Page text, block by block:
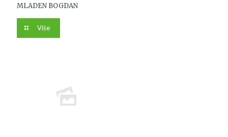
MLADEN BOGDAN
Više